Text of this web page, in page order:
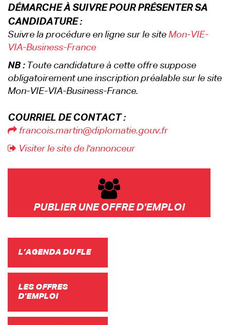
DÉMARCHE À SUIVRE POUR PRÉSENTER SA
CANDIDATURE :
Suivre la procédure en ligne sur le site Mon-VIE-
VIA-Business-France
NB :Toute candidature à cette offre suppose
obligatoirement une inscription préalable sur le site
Mon-VIE-VIA-Business-France.
COURRIEL DE CONTACT :
francois.martin@diplomatie.gouv.fr
Visiter le site de l'annonceur
PUBLIER UNE OFFRE D'EMPLOI
L’AGENDA DU FLE
LES OFFRES
D'EMPLOI